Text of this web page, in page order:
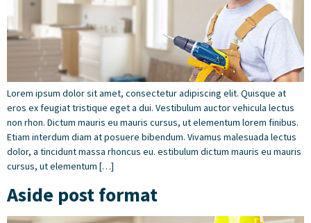
Lorem ipsum dolor sit amet, consectetur adipiscing elit. Quisque at
eros ex feugiat tristique eget a dui. Vestibulum auctor vehicula lectus
non rhon. Dictum mauris eu mauris cursus, ut elementum lorem finibus.
Etiam interdum diam at posuere bibendum. Vivamus malesuada lectus
dolor, a tincidunt massa rhoncus eu. estibulum dictum mauris eu mauris
cursus, ut elementum […]
Aside post format